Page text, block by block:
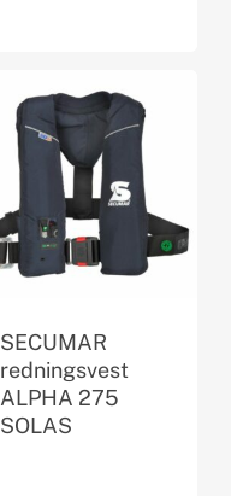
SECUMAR
redningsvest
ALPHA 275
SOLAS